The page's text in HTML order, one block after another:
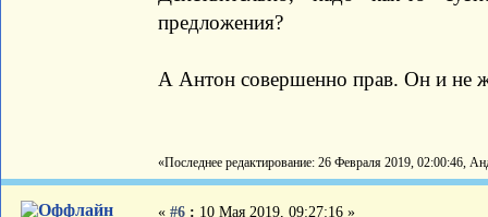
предложения?
А Антон совершенно прав. Он и не
«Последнее редактирование: 26 Февраля 2019, 02:00:46,
« #6 : 10 Мая 2019, 09:27:16 »